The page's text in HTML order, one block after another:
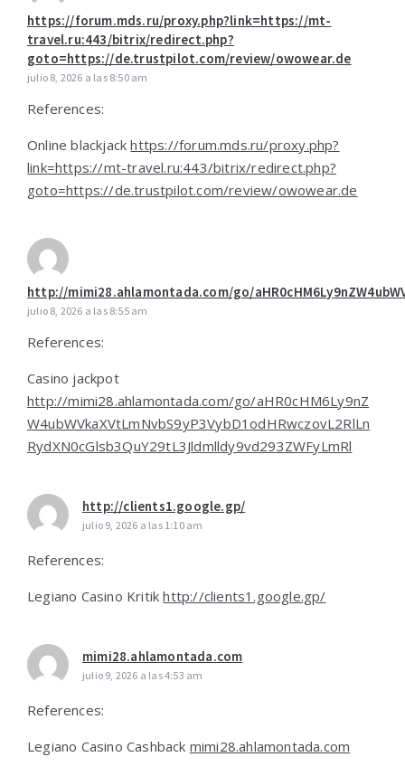
https://forum.mds.ru/proxy.php?link=https://mt-
travel.ru:443/bitrix/redirect.php?
goto=https://de.trustpilot.com/review/owowear.de
julio 8, 2026 a las 8:50 am
References:
Online blackjackhttps://forum.mds.ru/proxy.php?
link=https://mt-travel.ru:443/bitrix/redirect.php?
goto=https://de.trustpilot.com/review/owowear.de
http://mimi28.ahlamontada.com/go/
julio 8, 2026 a las 8:55 am
References:
Casino jackpot
http://mimi28.ahlamontada.com/go/aHR0cHM6Ly9nZ
W4ubWVkaXVtLmNvbS9yP3VybD1odHRwczovL2RlLn
RydXN0cGlsb3QuY29tL3Jldmlldy9vd293ZWFyLmRl
http://clients1.google.gp/
julio 9, 2026 a las 1:10 am
References:
Legiano Casino Kritikhttp://clients1.google.gp/
mimi28.ahlamontada.com
julio 9, 2026 a las 4:53 am
References:
Legiano Casino Cashback mimi28.ahlamontada.com